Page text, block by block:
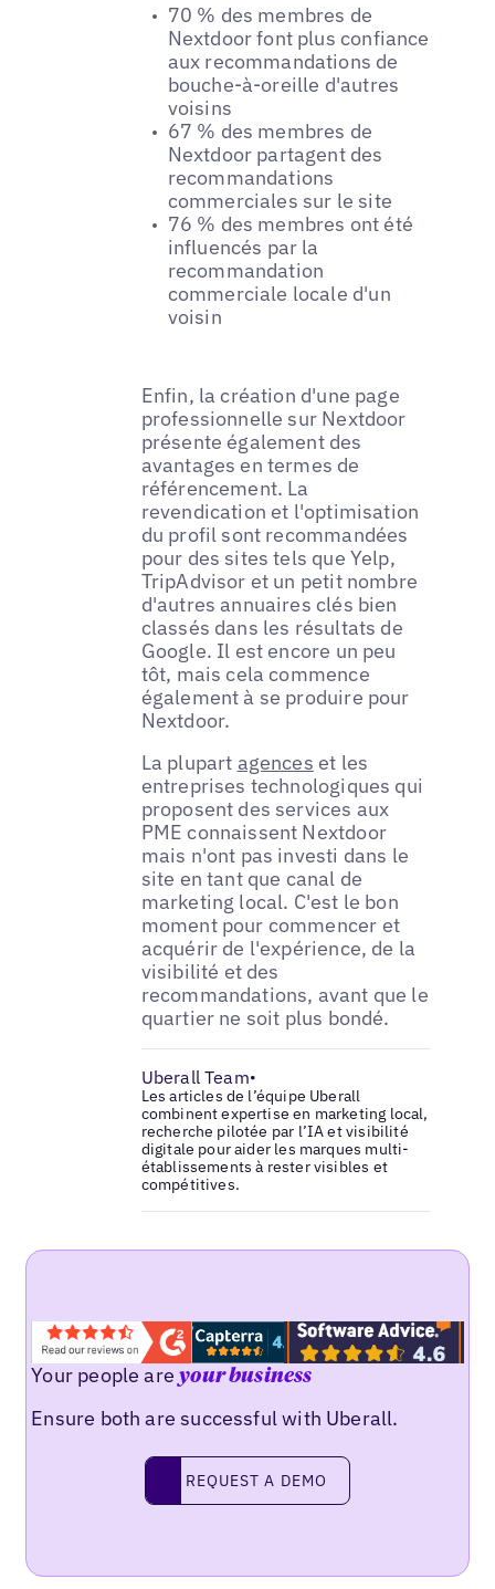
70 % des membres de
Nextdoor font plus confiance
aux recommandations de
bouche-à-oreille d'autres
voisins
67 % des membres de
Nextdoor partagent des
recommandations
commerciales sur le site
76 % des membres ont été
influencés par la
recommandation
commerciale locale d'un
voisin
Enfin, la création d'une page
professionnelle sur Nextdoor
présente également des
avantages en termes de
référencement. La
revendication et l'optimisation
du profil sont recommandées
pour des sites tels que Yelp,
TripAdvisor et un petit nombre
d'autres annuaires clés bien
classés dans les résultats de
Google. Il est encore un peu
tôt, mais cela commence
également à se produire pour
Nextdoor.
La plupart agences et les
entreprises technologiques qui
proposent des services aux
PME connaissent Nextdoor
mais n'ont pas investi dans le
site en tant que canal de
marketing local. C'est le bon
moment pour commencer et
acquérir de l'expérience, de la
visibilité et des
recommandations, avant que le
quartier ne soit plus bondé.
Uberall Team•
Les articles de l’équipe Uberall
combinent expertise en marketing local,
recherche pilotée par l’IA et visibilité
digitale pour aider les marques multi-
établissements à rester visibles et
compétitives.
Your people areyour business
Ensure both are successful with Uberall.
Request a demo
REQUEST A DEMO